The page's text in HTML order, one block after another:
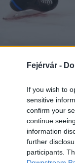
Fejérvár -
If you wish to
sensitive
confirm your
continue
information
further
participants.
hokisok